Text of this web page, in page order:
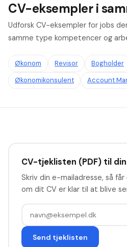
CV-eksempler i
Udforsk CV-eksempler for jobs
samme type kompetencer og
Økonom Revisor Bogholder
Økonomikonsulent
Account
CV-tjeklisten (PDF) til
Skriv din e-mailadresse, så
om dit CV er klar til at blive
Send tjeklisten